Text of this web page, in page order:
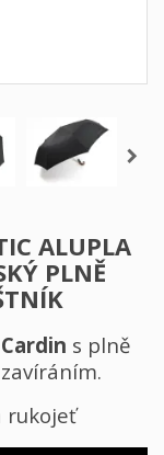
ALUPLA
PLNĚ
s plně
rukojeť